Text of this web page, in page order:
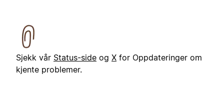
Sjekk vår Status-side og X for Oppdateringer om
kjente problemer.